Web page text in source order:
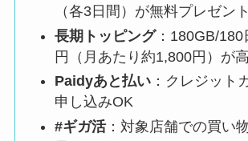
（各3日間）が無料プレゼント
長期トッピング：180GB/180
円（月あたり約1,800円）が
Paidyあと払い ：クレジット
申し込みOK
#ギガ活：対象店舗での買い